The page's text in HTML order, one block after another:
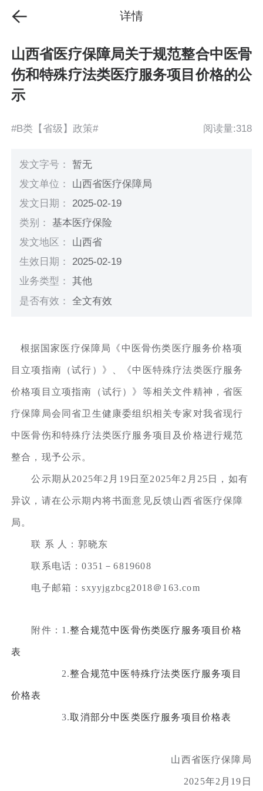
详情
山西省医疗保障局关于规范整合中医骨
伤和特殊疗法类医疗服务项目价格的公
示
#B类【省级】政策# 阅读量:318
发文字号：暂无
发文单位： 山西省医疗保障局
发文日期： 2025-02-19
类别：基本医疗保险
发文地区： 山西省
生效日期： 2025-02-19
业务类型：其他
是否有效：全文有效
根据国家医疗保障局《中医骨伤类医疗服务价格项
目立项指南（试行）》、《中医特殊疗法类医疗服务
价格项目立项指南（试行）》等相关文件精神，省医
疗保障局会同省卫生健康委组织相关专家对我省现行
中医骨伤和特殊疗法类医疗服务项目及价格进行规范
整合，现予公示。
公示期从2025年2月19日至2025年2月25日，如有
异议，请在公示期内将书面意见反馈山西省医疗保障
局。
联 系 人：郭晓东
联系电话：0351－6819608
电子邮箱：sxyyjgzbcg2018＠163.com
附件：1.整合规范中医骨伤类医疗服务项目价格
表
2.整合规范中医特殊疗法类医疗服务项目
价格表
3.取消部分中医类医疗服务项目价格表
山西省医疗保障局
2025年2月19日